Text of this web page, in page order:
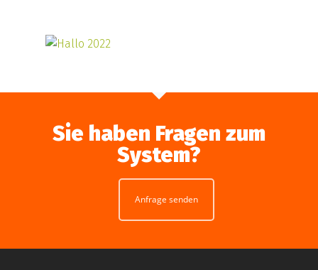
Sie haben Fragen zum
System?
Anfrage senden